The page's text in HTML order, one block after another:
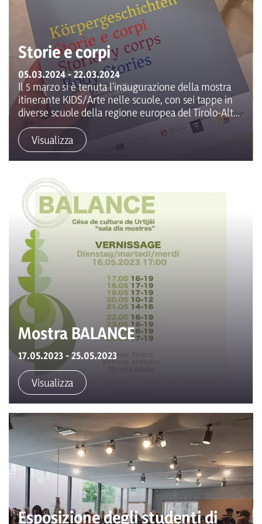
Storie e corpi
05.03.2024 - 22.03.2024
Il 5 marzo si è tenuta l'inaugurazione della mostra
itinerante KIDS/Arte nelle scuole, con sei tappe in
diverse scuole della regione europea del Tirolo-Alto
Adige-Trentino. La mostra "Storie di corpi" presenta
opere prestate da artisti contemporanei ed è frutto
della collaborazione tra il MART, il Museion e i musei
provinciali tirolesi. Il vernissage è stato preceduto da
un corso di formazione per gli insegnanti di tutti i
livelli scolastici, basandosi sull'insegnamento delle
opere d'arte con varie proposte creative. La mostra
sarà esposta nell'Aula Magna della Scuola
Professionale del Liceo d'arte fino a Pasqua. Tutte le
scuole possono visitare la mostra con le loro classi
su prenotazione presso il Liceo Artistico Cademia.
Visualizza
Mostra BALANCE
17.05.2023 - 25.05.2023
Visualizza
Esposizione degli studenti di